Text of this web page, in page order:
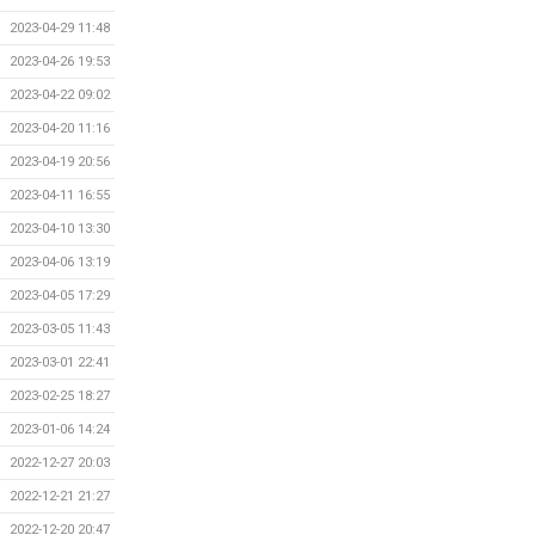
2023-04-29 11:48
2023-04-26 19:53
2023-04-22 09:02
2023-04-20 11:16
2023-04-19 20:56
2023-04-11 16:55
2023-04-10 13:30
2023-04-06 13:19
2023-04-05 17:29
2023-03-05 11:43
2023-03-01 22:41
2023-02-25 18:27
2023-01-06 14:24
2022-12-27 20:03
2022-12-21 21:27
2022-12-20 20:47